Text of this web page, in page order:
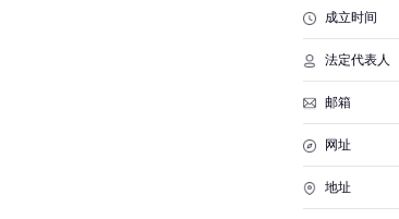
成立时间
法定代表人
邮箱
网址
地址